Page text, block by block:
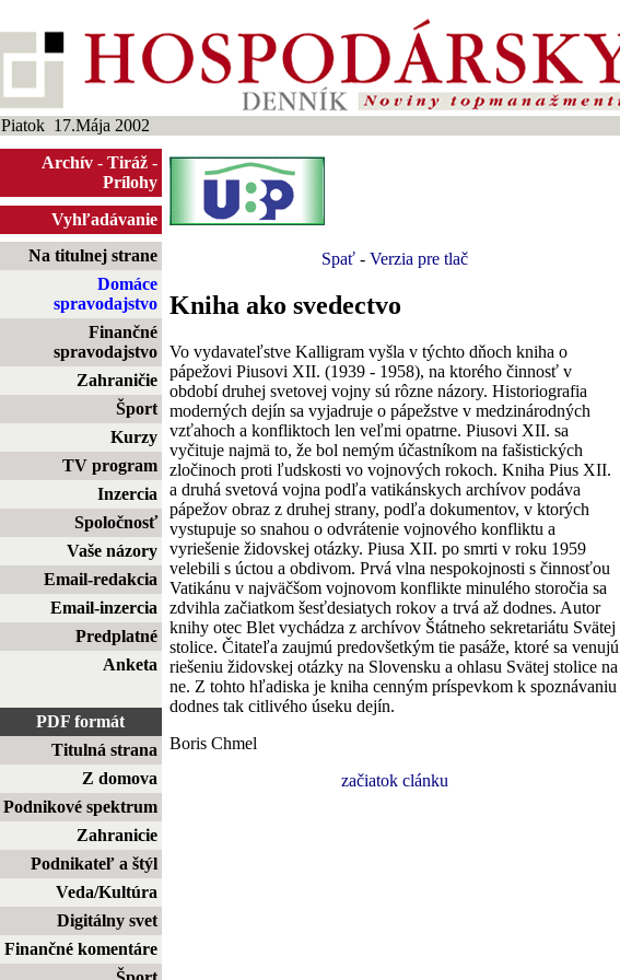
Piatok 17.Mája 2002
Archív - Tiráž -
Prílohy
Vyhľadávanie
Na titulnej strane
Domáce
spravodajstvo
Finančné
spravodajstvo
Zahraničie
Šport
Kurzy
TV program
Inzercia
Spoločnosť
Vaše názory
Email-redakcia
Email-inzercia
Predplatné
Anketa
PDF formát
Titulná strana
Z domova
Podnikové spektrum
Zahranicie
Podnikateľ a štýl
Veda/Kultúra
Digitálny svet
Finančné komentáre
Spať- Verzia pre tlač
Kniha ako svedectvo
Vo vydavateľstve Kalligram vyšla v týchto dňoch kniha o
pápežovi Piusovi XII. (1939 - 1958), na ktorého činnosť v
období druhej svetovej vojny sú rôzne názory. Historiografia
moderných dejín sa vyjadruje o pápežstve v medzinárodných
vzťahoch a konfliktoch len veľmi opatrne. Piusovi XII. sa
vyčituje najmä to, že bol nemým účastníkom na fašistických
zločinoch proti ľudskosti vo vojnových rokoch. Kniha Pius XII.
a druhá svetová vojna podľa vatikánskych archívov podáva
pápežov obraz z druhej strany, podľa dokumentov, v ktorých
vystupuje so snahou o odvrátenie vojnového konfliktu a
vyriešenie židovskej otázky. Piusa XII. po smrti v roku 1959
velebili s úctou a obdivom. Prvá vlna nespokojnosti s činnosťou
Vatikánu v najväčšom vojnovom konflikte minulého storočia sa
zdvihla začiatkom šesťdesiatych rokov a trvá až dodnes. Autor
knihy otec Blet vychádza z archívov Štátneho sekretariátu Svätej
stolice. Čitateľa zaujmú predovšetkým tie pasáže, ktoré sa venujú
riešeniu židovskej otázky na Slovensku a ohlasu Svätej stolice na
ne. Z tohto hľadiska je kniha cenným príspevkom k spoznávaniu
dodnes tak citlivého úseku dejín.
Boris Chmel
začiatok clánku